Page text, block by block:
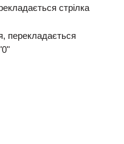
стрілка
перекладається